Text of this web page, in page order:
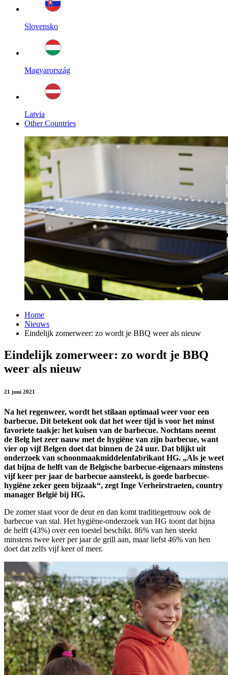
Slovensko
Magyarország
Latvia
Other Countries
Home
Nieuws
Eindelijk zomerweer: zo wordt je BBQ weer als nieuw
Eindelijk zomerweer: zo wordt je BBQ
weer als nieuw
21 juni 2021
Na het regenweer, wordt het stilaan optimaal weer voor een
barbecue. Dit betekent ook dat het weer tijd is voor het minst
favoriete taakje: het kuisen van de barbecue. Nochtans neemt
de Belg het zeer nauw met de hygiëne van zijn barbecue, want
vier op vijf Belgen doet dat binnen de 24 uur. Dat blijkt uit
onderzoek van schoonmaakmiddelenfabrikant HG. „Als je weet
dat bijna de helft van de Belgische barbecue-eigenaars minstens
vijf keer per jaar de barbecue aansteekt, is goede barbecue-
hygiëne zeker geen bijzaak“, zegt Inge Verheirstraeten, country
manager België bij HG.
De zomer staat voor de deur en dan komt traditiegetrouw ook de
barbecue van stal. Het hygiëne-onderzoek van HG toont dat bijna
de helft (43%) over een toestel beschikt. 86% van hen steekt
minstens twee keer per jaar de grill aan, maar liefst 46% van hen
doet dat zelfs vijf keer of meer.